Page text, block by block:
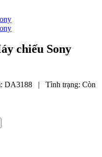
chiếu Sony
DA3188 | Tình trạng: Còn